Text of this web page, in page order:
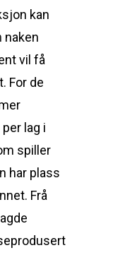
kan
naken
vil få
For de
lag i
spiller
har plass
Frå